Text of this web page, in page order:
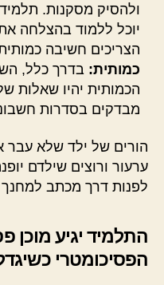
ולהסיק מסקנות.
יוכל ללמוד בהצלחה
הצריכים חשיבה
כמותית: בדרך כלל,
הכמותית יהיו שאלות
מבדקים בסדרות
הורים של ילד שלא עבר
ערעור ורוצים שילדם
לפנות דרך מכתב
התלמיד יגיע מוכן
הפסיכומטרי